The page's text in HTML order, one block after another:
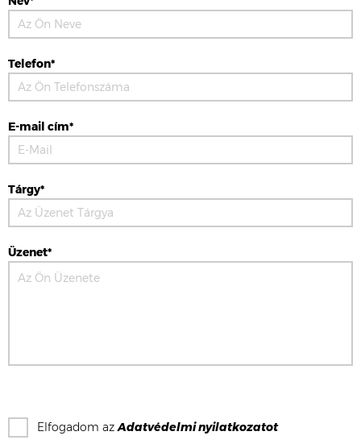
Telefon*
E-mail cím*
Tárgy*
Üzenet*
Elfogadom azAdatvédelmi nyilatkozatot